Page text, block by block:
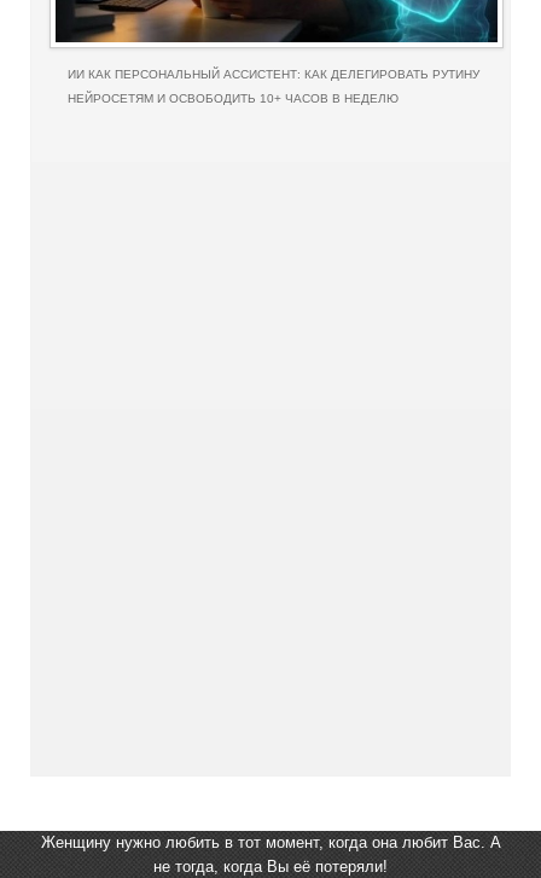
ИИ КАК ПЕРСОНАЛЬНЫЙ АССИСТЕНТ: КАК ДЕЛЕГИРОВАТЬ РУТИНУ
НЕЙРОСЕТЯМ И ОСВОБОДИТЬ 10+ ЧАСОВ В НЕДЕЛЮ
Женщину нужно любить в тот момент, когда она любит Вас. А
не тогда, когда Вы её потеряли!